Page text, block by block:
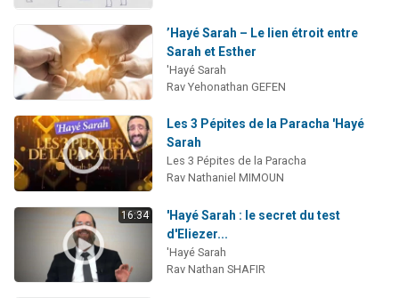
’Hayé Sarah – Le lien étroit entre
Sarah et Esther
'Hayé Sarah
Rav Yehonathan GEFEN
Les 3 Pépites de la Paracha 'Hayé
Sarah
Les 3 Pépites de la Paracha
Rav Nathaniel MIMOUN
16:34
'Hayé Sarah : le secret du test
d'Eliezer...
'Hayé Sarah
Rav Nathan SHAFIR